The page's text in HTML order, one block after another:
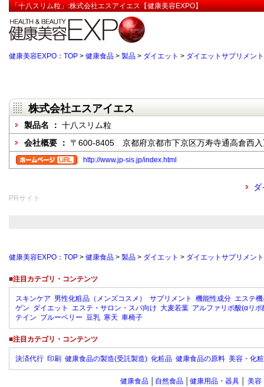
「十八スリム粒」:株式会社エスアイエス【健康美容EXPO】
健康美容EXPO：TOP > 健康食品 > 製品 > ダイエット > ダイエットサプリメント
株式会社エスアイエス
製品名 ： 十八スリム粒
会社概要 ： 〒600-8405 京都府京都市下京区万寿寺通高倉西
http://www.jp-sis.jp/index.html
PRサイト
健康美容EXPO：TOP > 健康食品 > 製品 > ダイエット > ダイエットサプリメント
■注目カテゴリ・コンテンツ
スキンケア 男性化粧品（メンズコスメ） サプリメント 機能性成分 エステ
ゲン ダイエット エステ・サロン・スパ向け 大麦若葉 アルファリポ酸(αリポ
テイン ブルーベリー 豆乳 寒天 車椅子
■注目カテゴリ・コンテンツ
決済代行 印刷 健康食品の製造(受託製造) 化粧品 健康食品の原料 美容・化
健康食品 自然食品 健康用品・器具 美容